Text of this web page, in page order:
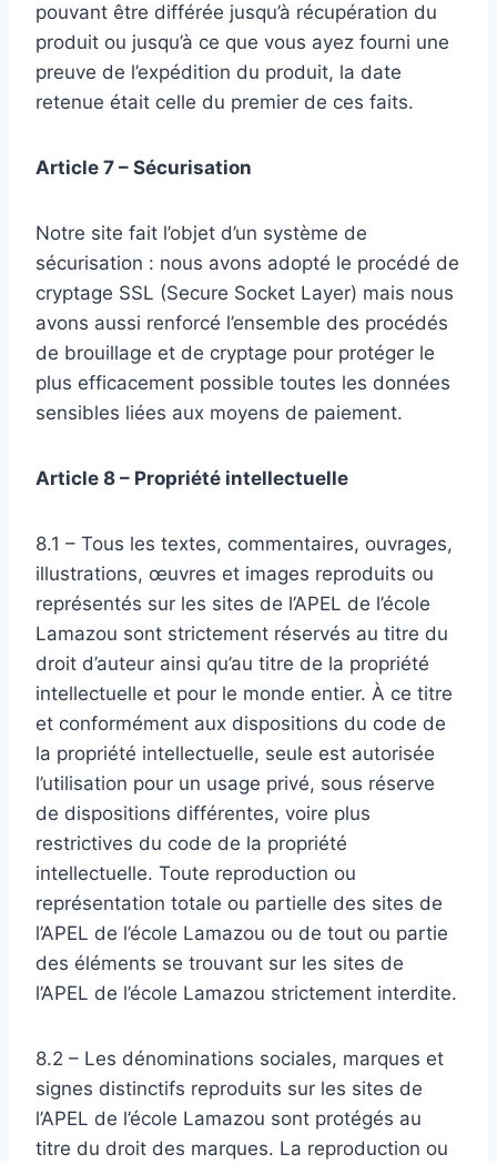
pouvant être différée jusqu’à récupération du
produit ou jusqu’à ce que vous ayez fourni une
preuve de l’expédition du produit, la date
retenue était celle du premier de ces faits.
Article 7 – Sécurisation
Notre site fait l’objet d’un système de
sécurisation : nous avons adopté le procédé de
cryptage SSL (Secure Socket Layer) mais nous
avons aussi renforcé l’ensemble des procédés
de brouillage et de cryptage pour protéger le
plus efficacement possible toutes les données
sensibles liées aux moyens de paiement.
Article 8 – Propriété intellectuelle
8.1 – Tous les textes, commentaires, ouvrages,
illustrations, œuvres et images reproduits ou
représentés sur les sites de l’APEL de l’école
Lamazou sont strictement réservés au titre du
droit d’auteur ainsi qu’au titre de la propriété
intellectuelle et pour le monde entier. À ce titre
et conformément aux dispositions du code de
la propriété intellectuelle, seule est autorisée
l’utilisation pour un usage privé, sous réserve
de dispositions différentes, voire plus
restrictives du code de la propriété
intellectuelle. Toute reproduction ou
représentation totale ou partielle des sites de
l’APEL de l’école Lamazou ou de tout ou partie
des éléments se trouvant sur les sites de
l’APEL de l’école Lamazou strictement interdite.
8.2 – Les dénominations sociales, marques et
signes distinctifs reproduits sur les sites de
l’APEL de l’école Lamazou sont protégés au
titre du droit des marques. La reproduction ou